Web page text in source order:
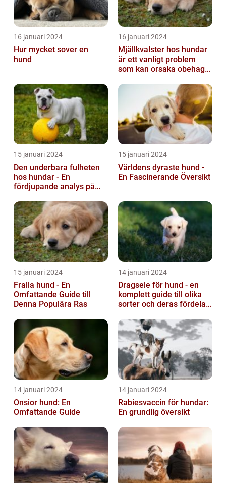
16 januari 2024
Hur mycket sover en
hund
16 januari 2024
Mjällkvalster hos hundar
är ett vanligt problem
som kan orsaka obehag
hunden...
15 januari 2024
Den underbara fulheten
hos hundar - En
fördjupande analys på
15 januari 2024
Världens dyraste hund -
En Fascinerande Översikt
15 januari 2024
Fralla hund - En
Omfattande Guide till
Denna Populära Ras
14 januari 2024
Dragsele för hund - en
komplett guide till olika
sorter och deras fördelar
14 januari 2024
Onsior hund: En
Omfattande Guide
14 januari 2024
Rabiesvaccin för hundar:
En grundlig översikt